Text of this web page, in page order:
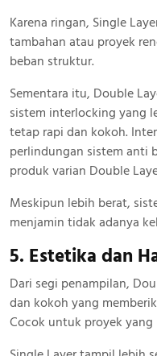
Karena ringan, Single
tambahan atau proyek
beban struktur.
Sementara itu, Double
sistem interlocking yang
tetap rapi dan kokoh.
perlindungan sistem anti
produk varian Double
Meskipun lebih berat,
menjamin tidak adanya
5. Estetika dan
Dari segi penampilan,
dan kokoh yang
Cocok untuk proyek